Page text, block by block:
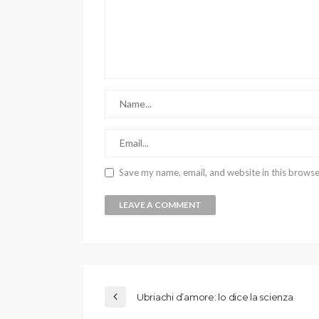
Save my name, email, and website in this
Ubriachi d’amore: lo dice la scienza